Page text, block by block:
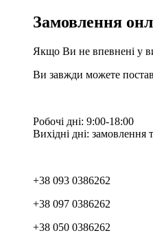
Замовлення
Якщо Ви не впевнені у
Ви завжди можете
Робочі дні: 9:00-18:00
Вихідні дні: замовлення
+38 093 0386262
+38 097 0386262
+38 050 0386262